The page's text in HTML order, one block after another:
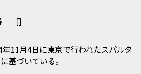
11月4日に東京で行われたスパルタ
基づいている。